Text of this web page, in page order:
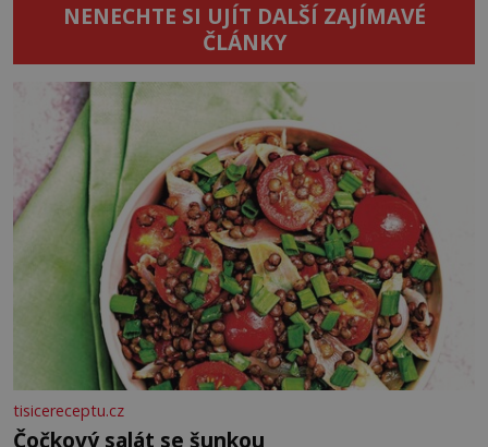
NENECHTE SI UJÍT DALŠÍ ZAJÍMAVÉ
ČLÁNKY
tisicereceptu.cz
Čočkový salát se šunkou